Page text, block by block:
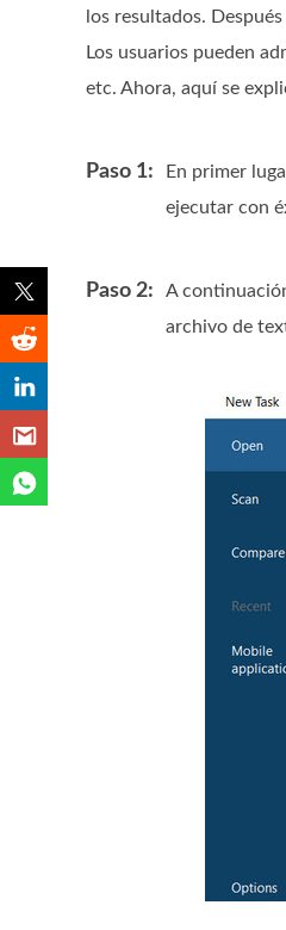
los resultados.
Los usuarios pueden
etc. Ahora, aquí se
Paso 1:
En primer
ejecutar con
Paso 2: A
archivo de